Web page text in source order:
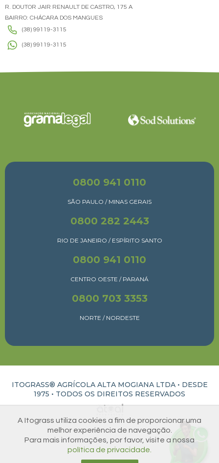
R. DOUTOR JAIR RENAULT DE CASTRO, 175 A
BAIRRO: CHÁCARA DOS MANGUES
(38) 99119-3115
(38) 99119-3115
0800 941 0110
SÃO PAULO / MINAS GERAIS
0800 282 2443
RIO DE JANEIRO / ESPÍRITO SANTO
0800 941 0110
CENTRO OESTE / PARANÁ
0800 703 3353
NORTE / NORDESTE
ITOGRASS® AGRÍCOLA ALTA MOGIANA LTDA • DESDE
1975 • TODOS OS DIREITOS RESERVADOS
A Itograss utiliza cookies a fim de proporcionar uma
melhor experiência de navegação.
Para mais informações, por favor, visite a nossa
política de privacidade.